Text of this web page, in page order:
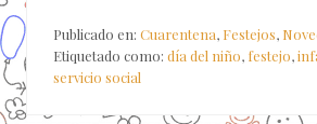
Publicado en: Cuarentena, Festejos,
Etiquetado como: día del niño, festejo,
servicio social